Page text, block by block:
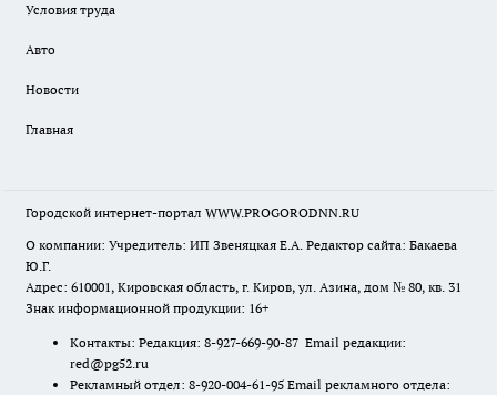
Условия труда
Авто
Новости
Главная
Городской интернет-портал WWW.PROGORODNN.RU
О компании: Учредитель: ИП Звеняцкая Е.А. Редактор сайта: Бакаева
Ю.Г.
Адрес: 610001, Кировская область, г. Киров, ул. Азина, дом № 80, кв. 31
Знак информационной продукции: 16+
Контакты: Редакция: 8-927-669-90-87 Email редакции:
red@pg52.ru
Рекламный отдел: 8-920-004-61-95 Email рекламного отдела: